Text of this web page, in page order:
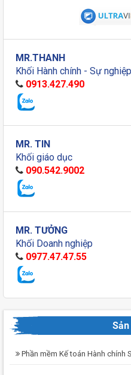
MR.THANH
Khối Hành chính - Sự nghiệp
0913.427.490
MR. TIN
Khối giáo dục
090.542.9002
MR. TƯỞNG
Khối Doanh nghiệp
0977.47.47.55
Phần mềm Kế toán Hành chính